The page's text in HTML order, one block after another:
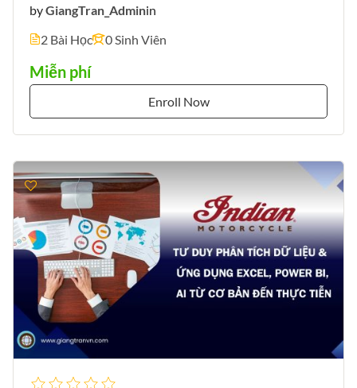
byGiangTran_Adminin
2 Bài Học
0 Sinh Viên
Miễn phí
Enroll Now